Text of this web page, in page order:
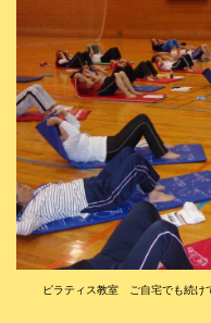
ピラティス教室 ご自宅でも続け
ご予